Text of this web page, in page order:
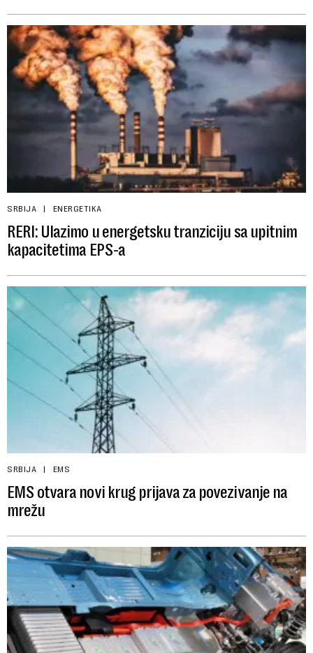
SRBIJA ENERGETIKA
RERI: Ulazimo u energetsku tranziciju sa upitnim
kapacitetima EPS-a
SRBIJA EMS
EMS otvara novi krug prijava za povezivanje na
mrežu